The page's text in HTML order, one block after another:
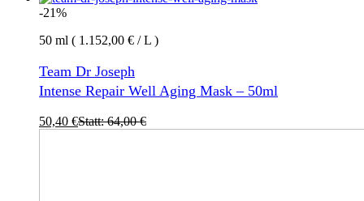
-21%
50 ml ( 1.152,00 € / L )
Team Dr Joseph
Intense Repair Well Aging Mask – 50ml
50,40 €Statt:64,00€